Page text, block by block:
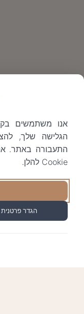
הגלישה שלך,
התעבורה באתר.
Cookie להלן.
הגדר פרטנית